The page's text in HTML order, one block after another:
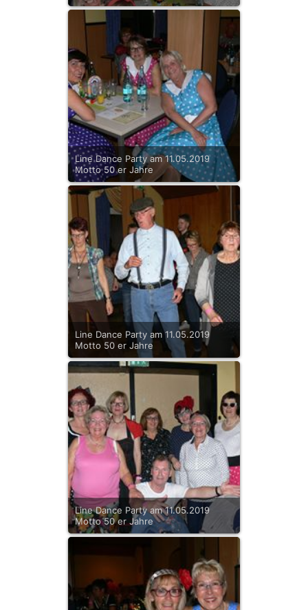
Line Dance Party am 11.05.2019
Motto 50 er Jahre
Line Dance Party am 11.05.2019
Motto 50 er Jahre
Line Dance Party am 11.05.2019
Motto 50 er Jahre